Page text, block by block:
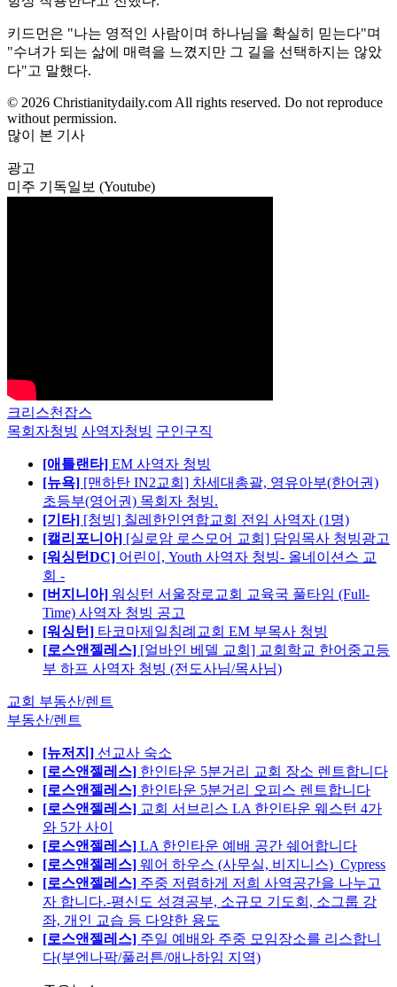
키드먼은 "나는 영적인 사람이며 하나님을 확실히 믿는다"며
"수녀가 되는 삶에 매력을 느꼈지만 그 길을 선택하지는 않았
다"고 말했다.
© 2026 Christianitydaily.com All rights reserved. Do not reproduce
without permission.
많이 본 기사
광고
미주 기독일보 (Youtube)
크리스천잡스
목회자청빙 사역자청빙 구인구직
[애틀랜타] EM 사역자 청빙
[뉴욕] [맨하탄 IN2교회] 차세대총괄, 영유아부(한어권)
초등부(영어권) 목회자 청빙.
[기타] [청빙] 칠레한인연합교회 전임 사역자 (1명)
[캘리포니아] [실로암 로스모어 교회] 담임목사 청빙광고
[워싱턴DC] 어린이, Youth 사역자 청빙- 올네이션스 교
회 -
[버지니아] 워싱턴 서울장로교회 교육국 풀타임 (Full-
Time) 사역자 청빙 공고
[워싱턴] 타코마제일침례교회 EM 부목사 청빙
[로스앤젤레스] [얼바인 베델 교회] 교회학교 한어중고등
부 하프 사역자 청빙 (전도사님/목사님)
교회 부동산/렌트
부동산/렌트
[뉴저지] 선교사 숙소
[로스앤젤레스] 한인타운 5분거리 교회 장소 렌트합니다
[로스앤젤레스] 한인타운 5분거리 오피스 렌트합니다
[로스앤젤레스] 교회 서브리스 LA 한인타운 웨스턴 4가
와 5가 사이
[로스앤젤레스] LA 한인타운 예배 공간 쉐어합니다
[로스앤젤레스] 웨어 하우스 (사무실, 비지니스)_Cypress
[로스앤젤레스] 주중 저렴하게 저희 사역공간을 나누고
자 합니다.-평신도 성경공부, 소규모 기도회, 소그룹 강
좌, 개인 교습 등 다양한 용도
[로스앤젤레스] 주일 예배와 주중 모임장소를 리스합니
다(부엔나팍/풀러튼/애나하임 지역)